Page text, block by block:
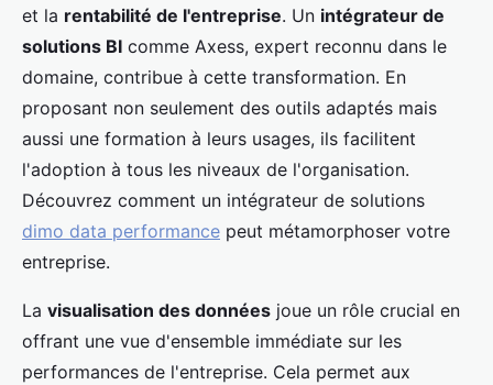
et la rentabilité de l'entreprise. Un intégrateur de
solutions BI comme Axess, expert reconnu dans le
domaine, contribue à cette transformation. En
proposant non seulement des outils adaptés mais
aussi une formation à leurs usages, ils facilitent
l'adoption à tous les niveaux de l'organisation.
Découvrez comment un intégrateur de solutions
dimo data performance peut métamorphoser votre
entreprise.
La visualisation des données joue un rôle crucial en
offrant une vue d'ensemble immédiate sur les
performances de l'entreprise. Cela permet aux